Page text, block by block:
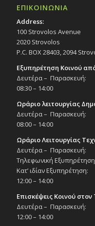
ΕΠΙΚΟΙΝΩΝΙΑ
Address:
100 Strovolos Avenue
2020 Strovolos
P.C. BOX 28403, 2094
Εξυπηρέτηση Κοινού
Δευτέρα – Παρασκευή:
08:30 – 14:00
Ωράριο λειτουργίας
Δευτέρα – Παρασκευή:
08:00 – 14:00
Ωράριο Λειτουργίας
Δευτέρα – Παρασκευή:
Τηλεφωνική
Κατ’ ιδίαν Εξυπηρέτηση:
12:00 – 14:00
Επισκέψεις Κοινού
Δευτέρα – Παρασκευή:
12:00 – 14:00